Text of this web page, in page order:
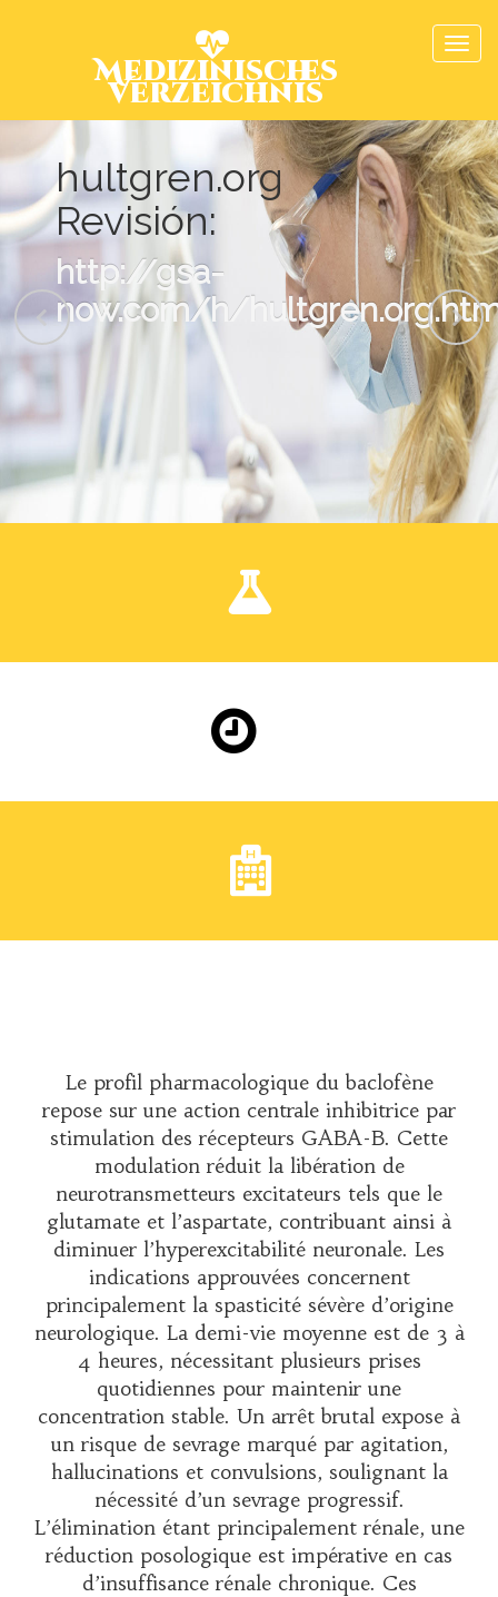
Medizinisches
Verzeichnis
hultgren.org
Revisión:
http://gsa-
now.com/h/
Le profil pharmacologique du baclofène
repose sur une action centrale inhibitrice par
stimulation des récepteurs GABA-B. Cette
modulation réduit la libération de
neurotransmetteurs excitateurs tels que le
glutamate et l’aspartate, contribuant ainsi à
diminuer l’hyperexcitabilité neuronale. Les
indications approuvées concernent
principalement la spasticité sévère d’origine
neurologique. La demi-vie moyenne est de 3 à
4 heures, nécessitant plusieurs prises
quotidiennes pour maintenir une
concentration stable. Un arrêt brutal expose à
un risque de sevrage marqué par agitation,
hallucinations et convulsions, soulignant la
nécessité d’un sevrage progressif.
L’élimination étant principalement rénale, une
réduction posologique est impérative en cas
d’insuffisance rénale chronique. Ces